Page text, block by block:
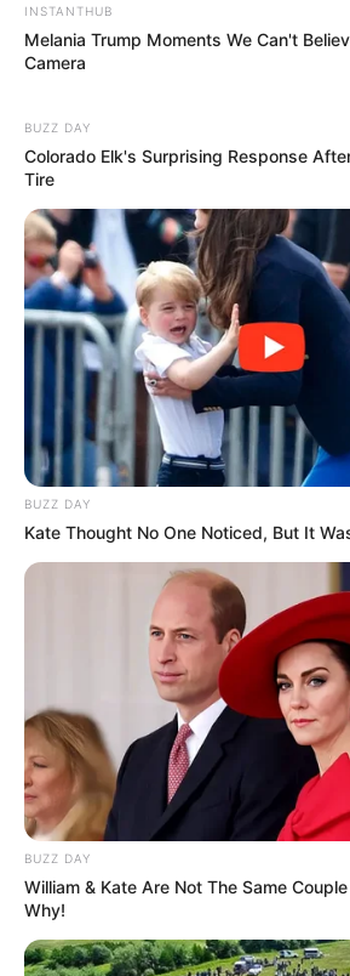
INSTANTHUB
Melania Trump Moments We Can't
Camera
BUZZ DAY
Colorado Elk's Surprising Response
Tire
BUZZ DAY
Kate Thought No One Noticed, But It
BUZZ DAY
William & Kate Are Not The Same
Why!